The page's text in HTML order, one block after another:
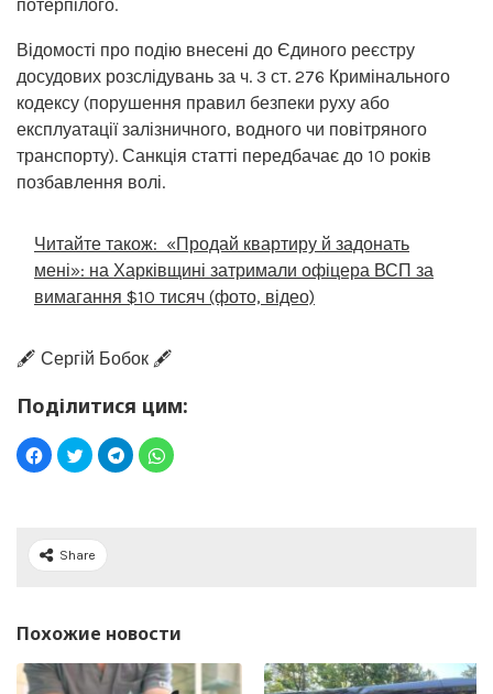
потерпілого.
Відомості про подію внесені до Єдиного реєстру
досудових розслідувань за ч. 3 ст. 276 Кримінального
кодексу (порушення правил безпеки руху або
експлуатації залізничного, водного чи повітряного
транспорту). Санкція статті передбачає до 10 років
позбавлення волі.
Читайте також: «Продай квартиру й задонать
мені»: на Харківщині затримали офіцера ВСП за
вимагання $10 тисяч (фото, відео)
🖋️ Сергій Бобок 🖋️
Поділитися цим:
Share
Похожие новости